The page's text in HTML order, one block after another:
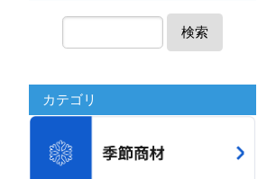
検索
カテゴリ